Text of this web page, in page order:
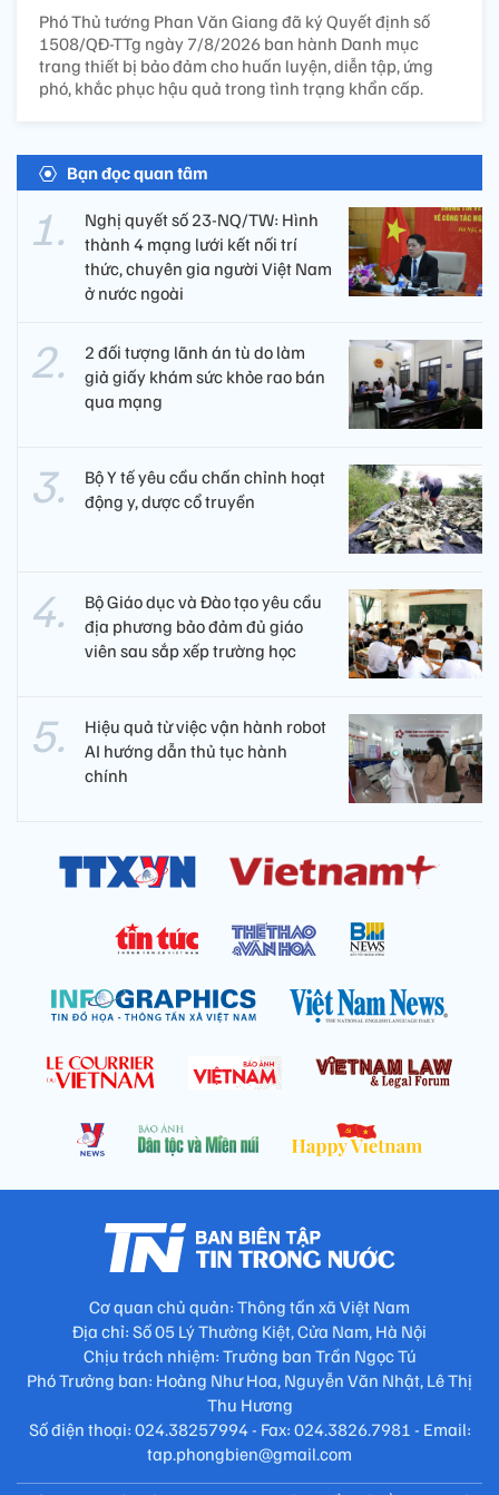
Phó Thủ tướng Phan Văn Giang đã ký Quyết định số
1508/QĐ-TTg ngày 7/8/2026 ban hành Danh mục
trang thiết bị bảo đảm cho huấn luyện, diễn tập, ứng
phó, khắc phục hậu quả trong tình trạng khẩn cấp.
Bạn đọc quan tâm
Nghị quyết số 23-NQ/TW: Hình
thành 4 mạng lưới kết nối trí
thức, chuyên gia người Việt Nam
ở nước ngoài
2 đối tượng lãnh án tù do làm
giả giấy khám sức khỏe rao bán
qua mạng
Bộ Y tế yêu cầu chấn chỉnh hoạt
động y, dược cổ truyền
Bộ Giáo dục và Đào tạo yêu cầu
địa phương bảo đảm đủ giáo
viên sau sắp xếp trường học
Hiệu quả từ việc vận hành robot
AI hướng dẫn thủ tục hành
chính
Cơ quan chủ quản: Thông tấn xã Việt Nam
Địa chỉ: Số 05 Lý Thường Kiệt, Cửa Nam, Hà Nội
Chịu trách nhiệm: Trưởng ban Trần Ngọc Tú
Phó Trưởng ban: Hoàng Như Hoa, Nguyễn Văn Nhật, Lê Thị
Thu Hương
Số điện thoại: 024.38257994 - Fax: 024.3826.7981 - Email:
tap.phongbien@gmail.com